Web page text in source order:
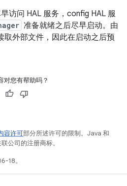
访问 HAL 服务，config HAL 服
准备就绪之后尽早启动。由
取外部文件，因此在启动之后预
对您有帮助吗？
容许可部分所述许可的限制。Java 和
公司的注册商标。
18。